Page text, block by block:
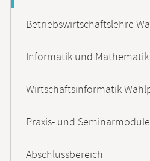
Betriebswirtschaftslehre
Informatik und
Wirtschaftsinformatik
Praxis- und Seminarmodule
Abschlussbereich